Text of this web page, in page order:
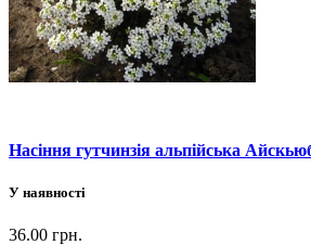
Насіння гутчинзія альпійська
У наявності
36.00 грн.